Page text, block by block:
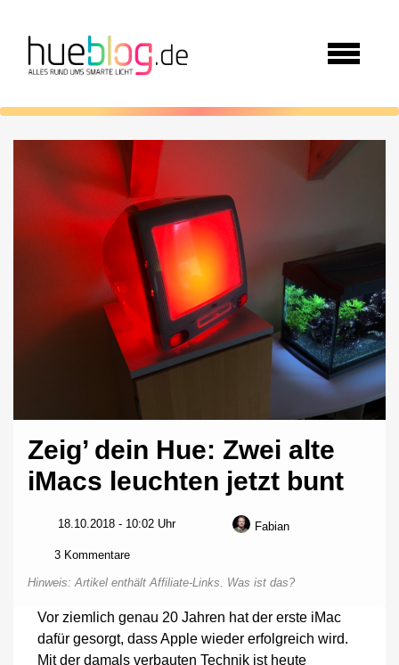
Zeig’ dein Hue: Zwei alte
iMacs leuchten jetzt bunt
18.10.2018 - 10:02 Uhr Fabian
3 Kommentarezu
dein
Zwei
alte
iMacs
Hinweis: Artikel enthält Affiliate-Links. Was ist das?
Vor ziemlich genau 20 Jahren hat der erste iMac
dafür gesorgt, dass Apple wieder erfolgreich wird.
Mit der damals verbauten Technik ist heute